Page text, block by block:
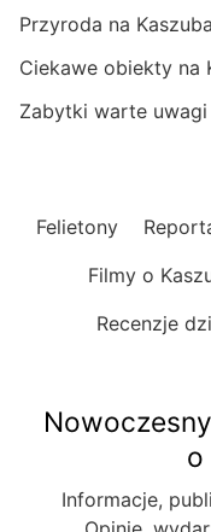
Przyroda na
Ciekawe obiekty na
Zabytki warte uwagi
Felietony
Filmy o
Recenzje
o
Informacje,